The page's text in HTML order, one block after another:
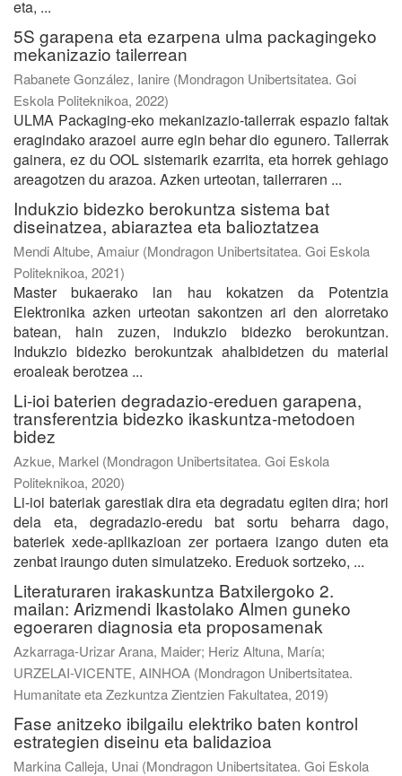
eta, ...
5S garapena eta ezarpena ulma packagingeko
mekanizazio tailerrean
Rabanete González, Ianire (Mondragon Unibertsitatea. Goi
Eskola Politeknikoa, 2022)
ULMA Packaging-eko mekanizazio-tailerrak espazio faltak
eragindako arazoei aurre egin behar dio egunero. Tailerrak
gainera, ez du OOL sistemarik ezarrita, eta horrek gehiago
areagotzen du arazoa. Azken urteotan, tailerraren ...
Indukzio bidezko berokuntza sistema bat
diseinatzea, abiaraztea eta balioztatzea
Mendi Altube, Amaiur (Mondragon Unibertsitatea. Goi Eskola
Politeknikoa, 2021)
Master bukaerako lan hau kokatzen da Potentzia
Elektronika azken urteotan sakontzen ari den alorretako
batean, hain zuzen, indukzio bidezko berokuntzan.
Indukzio bidezko berokuntzak ahalbidetzen du material
eroaleak berotzea ...
Li-ioi baterien degradazio-ereduen garapena,
transferentzia bidezko ikaskuntza-metodoen
bidez
Azkue, Markel (Mondragon Unibertsitatea. Goi Eskola
Politeknikoa, 2020)
Li-ioi bateriak garestiak dira eta degradatu egiten dira; hori
dela eta, degradazio-eredu bat sortu beharra dago,
bateriek xede-aplikazioan zer portaera izango duten eta
zenbat iraungo duten simulatzeko. Ereduok sortzeko, ...
Literaturaren irakaskuntza Batxilergoko 2.
mailan: Arizmendi Ikastolako Almen guneko
egoeraren diagnosia eta proposamenak
Azkarraga-Urizar Arana, Maider; Heriz Altuna, María;
URZELAI-VICENTE, AINHOA (Mondragon Unibertsitatea.
Humanitate eta Zezkuntza Zientzien Fakultatea, 2019)
Fase anitzeko ibilgailu elektriko baten kontrol
estrategien diseinu eta balidazioa
Markina Calleja, Unai (Mondragon Unibertsitatea. Goi Eskola